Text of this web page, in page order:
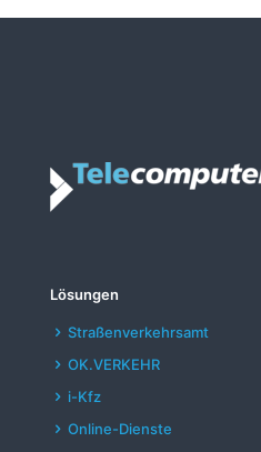
Lösungen
Straßenverkehrsamt
OK.VERKEHR
i-Kfz
Online-Dienste